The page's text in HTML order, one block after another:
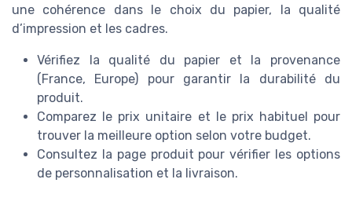
une cohérence dans le choix du papier, la qualité
d’impression et les cadres.
Vérifiez la qualité du papier et la provenance
(France, Europe) pour garantir la durabilité du
produit.
Comparez le prix unitaire et le prix habituel pour
trouver la meilleure option selon votre budget.
Consultez la page produit pour vérifier les options
de personnalisation et la livraison.